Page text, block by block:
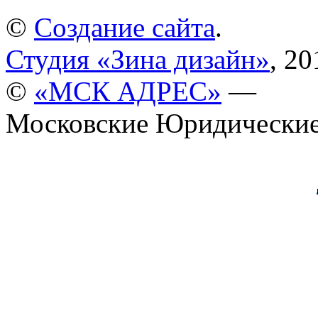
© Создание сайта.
Студия «Зина дизайн»,
© «МСК АДРЕС» —
Московские